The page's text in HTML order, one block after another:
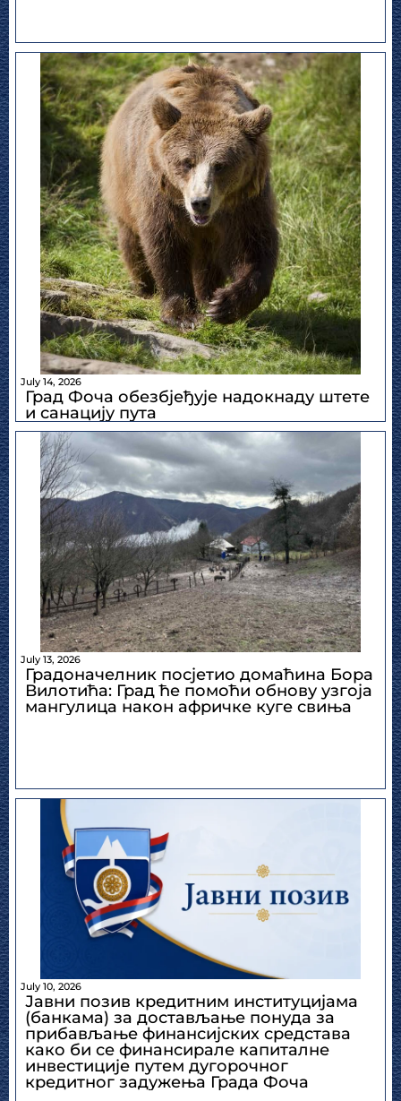
July 14, 2026
Град Фоча обезбјеђује надокнаду штете
и санацију пута
July 13, 2026
Градоначелник посјетио домаћина Борa
Вилотића: Град ће помоћи обнову узгоја
мангулица након афричке куге свиња
July 10, 2026
Јавни позив кредитним институцијама
(банкама) за достављање понуда за
прибављање финансијских средстава
како би се финансирале капиталне
инвестиције путем дугорочног
кредитног задужења Града Фоча